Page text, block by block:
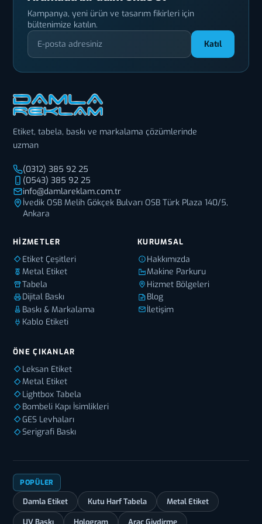
Kampanya, yeni ürün ve tasarım fikirleri için
bültenimize katılın.
Katıl
Etiket, tabela, baskı ve markalama çözümlerinde
uzman
(0312) 385 92 25
(0543) 385 92 25
info@damlareklam.com.tr
İvedik OSB Melih Gökçek Bulvarı OSB Türk Plaza 140/5,
Ankara
HIZMETLER
Etiket Çeşitleri
Metal Etiket
Tabela
Dijital Baskı
Baskı & Markalama
Kablo Etiketi
KURUMSAL
Hakkımızda
Makine Parkuru
Hizmet Bölgeleri
Blog
İletişim
ÖNE ÇIKANLAR
Leksan Etiket
Metal Etiket
Lightbox Tabela
Bombeli Kapı İsimlikleri
GES Levhaları
Serigrafi Baskı
POPÜLER
Damla Etiket Kutu Harf Tabela Metal Etiket
UV Baskı Hologram Araç Giydirme